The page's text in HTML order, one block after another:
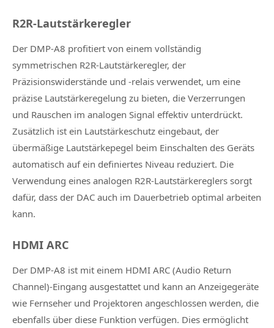
R2R-Lautstärkeregler
Der DMP-A8 profitiert von einem vollständig
symmetrischen R2R-Lautstärkeregler, der
Präzisionswiderstände und -relais verwendet, um eine
präzise Lautstärkeregelung zu bieten, die Verzerrungen
und Rauschen im analogen Signal effektiv unterdrückt.
Zusätzlich ist ein Lautstärkeschutz eingebaut, der
übermäßige Lautstärkepegel beim Einschalten des Geräts
automatisch auf ein definiertes Niveau reduziert. Die
Verwendung eines analogen R2R-Lautstärkereglers sorgt
dafür, dass der DAC auch im Dauerbetrieb optimal arbeiten
kann.
HDMI ARC
Der DMP-A8 ist mit einem HDMI ARC (Audio Return
Channel)-Eingang ausgestattet und kann an Anzeigegeräte
wie Fernseher und Projektoren angeschlossen werden, die
ebenfalls über diese Funktion verfügen. Dies ermöglicht